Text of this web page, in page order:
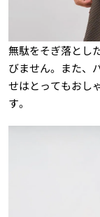
無駄をそぎ落とし
びません。また、
せはとってもおし
す。